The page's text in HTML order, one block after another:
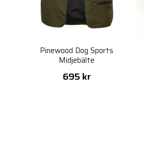
Pinewood Dog Sports
Midjebälte
695 kr